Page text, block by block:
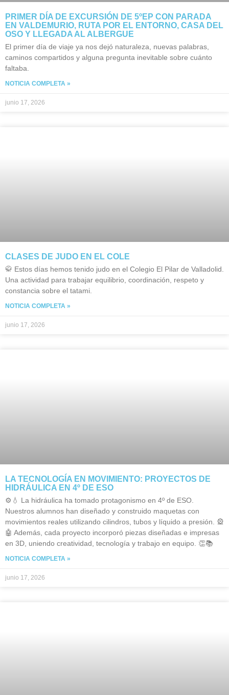
PRIMER DÍA DE EXCURSIÓN DE 5ºEP CON PARADA
EN VALDEMURIO, RUTA POR EL ENTORNO, CASA DEL
OSO Y LLEGADA AL ALBERGUE
El primer día de viaje ya nos dejó naturaleza, nuevas palabras,
caminos compartidos y alguna pregunta inevitable sobre cuánto
faltaba.
NOTICIA COMPLETA »
junio 17, 2026
CLASES DE JUDO EN EL COLE
🥋 Estos días hemos tenido judo en el Colegio El Pilar de Valladolid.
Una actividad para trabajar equilibrio, coordinación, respeto y
constancia sobre el tatami.
NOTICIA COMPLETA »
junio 17, 2026
LA TECNOLOGÍA EN MOVIMIENTO: PROYECTOS DE
HIDRÁULICA EN 4º DE ESO
⚙️💧 La hidráulica ha tomado protagonismo en 4º de ESO.
Nuestros alumnos han diseñado y construido maquetas con
movimientos reales utilizando cilindros, tubos y líquido a presión. 🎡
🤖 Además, cada proyecto incorporó piezas diseñadas e impresas
en 3D, uniendo creatividad, tecnología y trabajo en equipo. 👏📚
NOTICIA COMPLETA »
junio 17, 2026